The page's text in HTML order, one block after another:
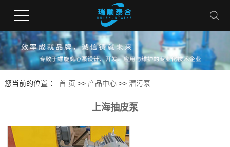
您当前的位置 ： 首 页 >> 产品中心>> 潜污泵
上海抽皮泵